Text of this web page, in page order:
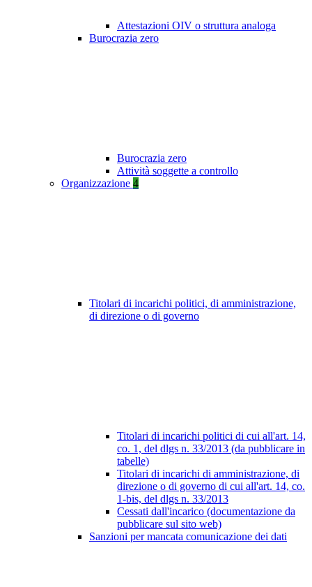
Attestazioni OIV o struttura analoga
Burocrazia zero
Burocrazia zero
Attività soggette a controllo
Organizzazione 4
Titolari di incarichi politici, di amministrazione,
di direzione o di governo
Titolari di incarichi politici di cui all'art. 14,
co. 1, del dlgs n. 33/2013 (da pubblicare in
tabelle)
Titolari di incarichi di amministrazione, di
direzione o di governo di cui all'art. 14, co.
1-bis, del dlgs n. 33/2013
Cessati dall'incarico (documentazione da
pubblicare sul sito web)
Sanzioni per mancata comunicazione dei dati